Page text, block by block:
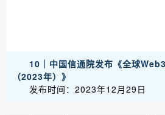
10｜中国信通院发布《全球
（2023年）》
发布时间：2023年12月29日